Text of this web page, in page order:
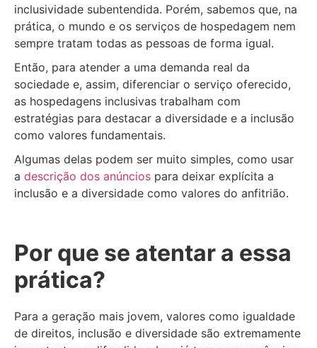
inclusividade subentendida. Porém, sabemos que, na
prática, o mundo e os serviços de hospedagem nem
sempre tratam todas as pessoas de forma igual.
Então, para atender a uma demanda real da
sociedade e, assim, diferenciar o serviço oferecido,
as hospedagens inclusivas trabalham com
estratégias para destacar a diversidade e a inclusão
como valores fundamentais.
Algumas delas podem ser muito simples, como usar
a descrição dos anúncios para deixar explícita a
inclusão e a diversidade como valores do anfitrião.
Por que se atentar a essa
prática?
Para a geração mais jovem, valores como igualdade
de direitos, inclusão e diversidade são extremamente